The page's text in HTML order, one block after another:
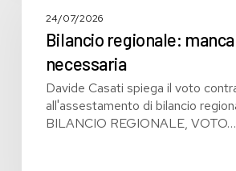
svolta
24/07/2026
Bilancio regionale:
necessaria
Davide Casati spiega il voto
all'assestamento di bilancio
BILANCIO REGIONALE, VOTO…